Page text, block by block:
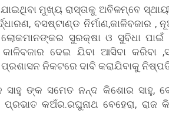
ମୁଖ୍ୟ ରାସ୍ତାକୁ ଅବିଳମ୍ବେ ସ୍ଥାୟୀ
ବସଷ୍ଟାଣ୍ଡ ନିର୍ମାଣ,କାଳିବଜାର
ସୁରକ୍ଷା ଓ ସୁବିଧା ପାଇଁ
ଦେଇ ଯିବା ଆସିବା କରିବା
ନିକଟରେ ଦାବି କରାଯିବାକୁ
ସାହୁ ଙ୍କ ସମେତ ନନ୍ଦ କିଶୋର ସାହୁ,
ପ୍ରଭାତ କଅଁର.ରଘୁନାଥ ବେହେରା,